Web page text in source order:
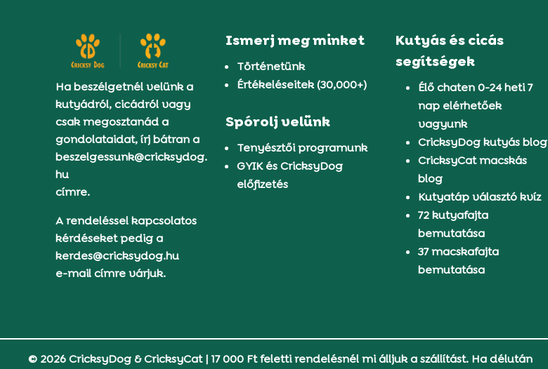
Ha beszélgetnél velünk a
kutyádról, cicádról vagy
csak megosztanád a
gondolataidat, írj bátran a
beszelgessunk@cricksydog.
hu
címre.
A rendeléssel kapcsolatos
kérdéseket pedig a
kerdes@cricksydog.hu
e-mail címre várjuk.
Ismerj meg minket
Történetünk
Értékeléseitek (30,000+)
Spórolj velünk
Tenyésztői programunk
GYIK és CricksyDog
előfizetés
Kutyás és cicás
segítségek
Élő chaten 0-24 heti 7
nap elérhetőek
vagyunk
CricksyDog kutyás blog
CricksyCat macskás
blog
Kutyatáp választó kvíz
72 kutyafajta
bemutatása
37 macskafajta
bemutatása
© 2026 CricksyDog & CricksyCat|17 000 Ft feletti rendelésnél mi álljuk a szállítást. Ha délután